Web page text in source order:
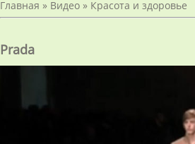
Главная » Видео » Красота и здоровье
Prada